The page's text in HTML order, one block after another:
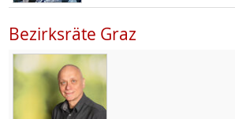
Bezirksräte Graz